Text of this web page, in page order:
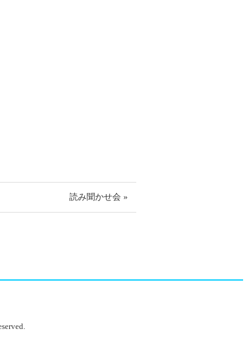
読み聞かせ会 »